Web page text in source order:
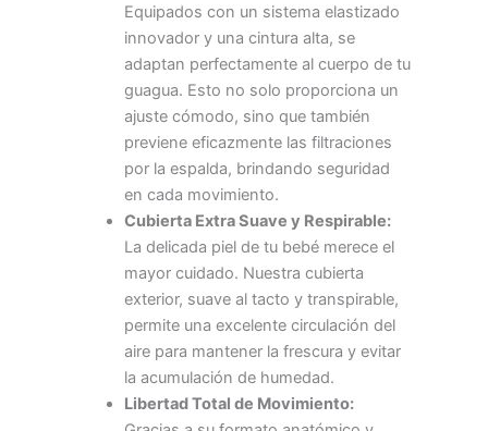
Equipados con un sistema elastizado
innovador y una cintura alta, se
adaptan perfectamente al cuerpo de tu
guagua. Esto no solo proporciona un
ajuste cómodo, sino que también
previene eficazmente las filtraciones
por la espalda, brindando seguridad
en cada movimiento.
Cubierta Extra Suave y Respirable:
La delicada piel de tu bebé merece el
mayor cuidado. Nuestra cubierta
exterior, suave al tacto y transpirable,
permite una excelente circulación del
aire para mantener la frescura y evitar
la acumulación de humedad.
Libertad Total de Movimiento: